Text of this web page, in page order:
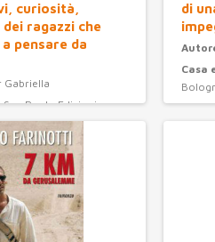
curiosità,
ragazzi che
pensare da
Gabriella
San Paolo Edizioni
di
Casa
Anno